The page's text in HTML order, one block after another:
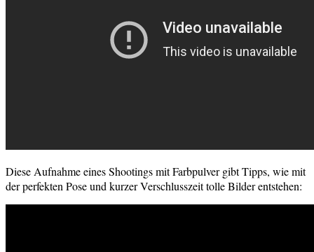
Diese Aufnahme eines Shootings mit Farbpulver gibt Tipps, wie mit
der perfekten Pose und kurzer Verschlusszeit tolle Bilder entstehen: